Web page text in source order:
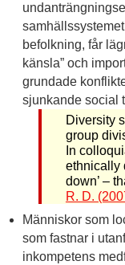
befolkning, får
känsla” och
grundade
sjunkande social
Diversity
group
In
ethnically
down’ –
R. D.
Människor som
som fastnar i
inkompetens